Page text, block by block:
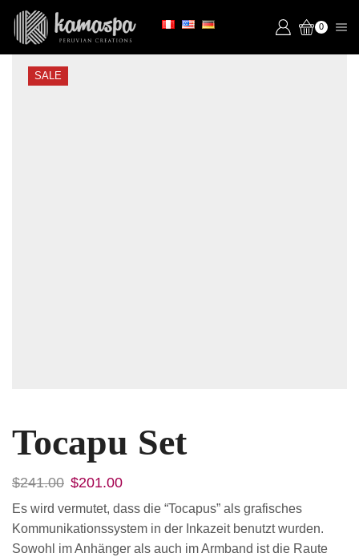
0
SALE
Tocapu Set
$241.00 $201.00
Es wird vermutet, dass die “Tocapus” als grafisches
Kommunikationssystem in der Inkazeit benutzt wurden.
Sowohl im Anhänger als auch im Armband ist die Raute